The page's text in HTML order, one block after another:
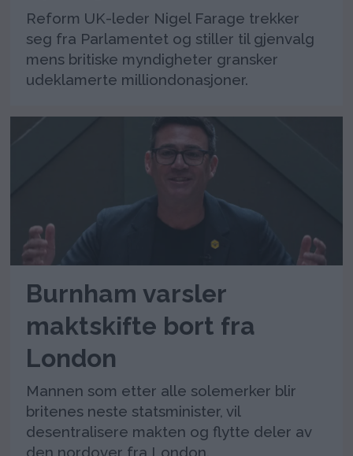
Reform UK-leder Nigel Farage trekker
seg fra Parlamentet og stiller til gjenvalg
mens britiske myndigheter gransker
udeklamerte milliondonasjoner.
Burnham varsler
maktskifte bort fra
London
Mannen som etter alle solemerker blir
britenes neste statsminister, vil
desentralisere makten og flytte deler av
den nordover fra London.